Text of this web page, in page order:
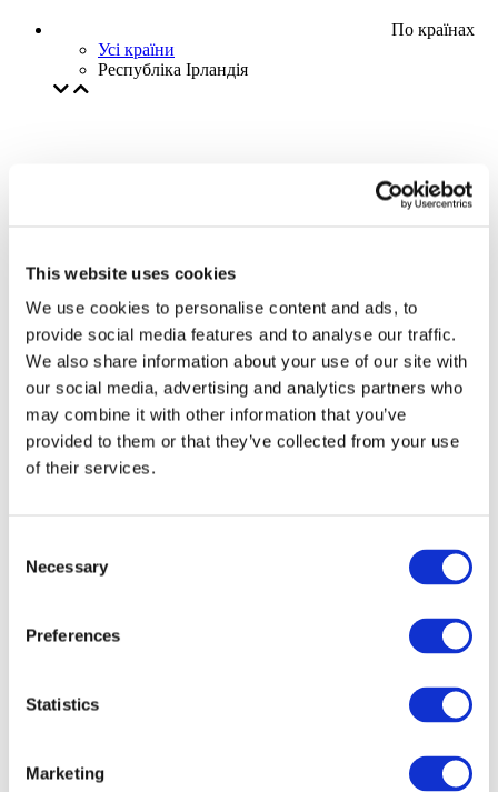
This website uses cookies
We use cookies to personalise content and ads, to
provide social media features and to analyse our traffic.
We also share information about your use of our site with
our social media, advertising and analytics partners who
may combine it with other information that you’ve
provided to them or that they’ve collected from your use
of their services.
Selection
Necessary
Preferences
Statistics
Marketing
По країнах
Усі країни
Республіка Ірландія
Заходи